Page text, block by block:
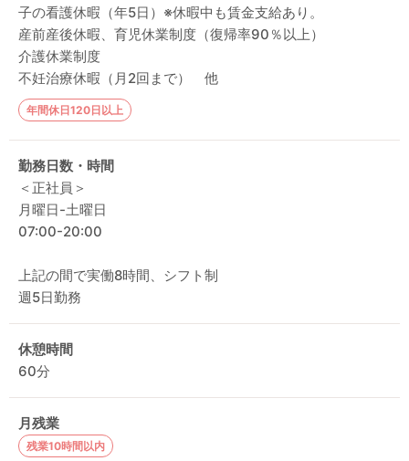
子の看護休暇（年5日）※休暇中も賃金支給あり。
産前産後休暇、育児休業制度（復帰率90％以上）
介護休業制度
不妊治療休暇（月2回まで） 他
年間休日120日以上
勤務日数・時間
＜正社員＞
月曜日-土曜日
07:00-20:00
上記の間で実働8時間、シフト制
週5日勤務
休憩時間
60分
月残業
残業10時間以内